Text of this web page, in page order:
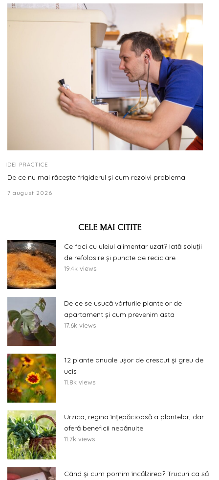
IDEI PRACTICE
De ce nu mai răcește frigiderul și cum rezolvi problema
7 august 2026
CELE MAI CITITE
Ce faci cu uleiul alimentar uzat? Iată soluții
de refolosire și puncte de reciclare
19.4k views
De ce se usucă vârfurile plantelor de
apartament și cum prevenim asta
17.6k views
12 plante anuale ușor de crescut și greu de
ucis
11.8k views
Urzica, regina înțepăcioasă a plantelor, dar
oferă beneficii nebănuite
11.7k views
Când și cum pornim încălzirea? Trucuri ca să